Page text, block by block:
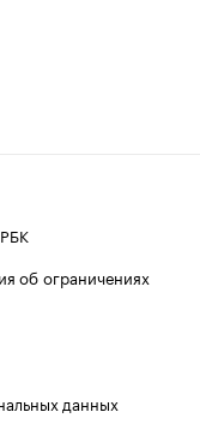
об ограничениях
данных